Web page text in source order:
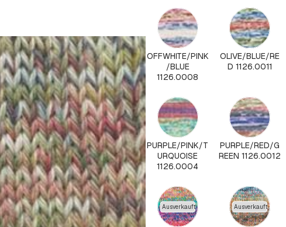
OFFWHITE/PINK
/BLUE
1126.0008
OLIVE/BLUE/RE
D 1126.0011
PURPLE/PINK/T
URQUOISE
1126.0004
PURPLE/RED/G
REEN 1126.0012
Ausverkauft Ausverkauft